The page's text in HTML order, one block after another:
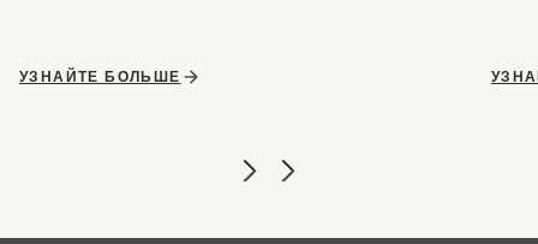
УЗНАЙТЕ БОЛЬШЕ